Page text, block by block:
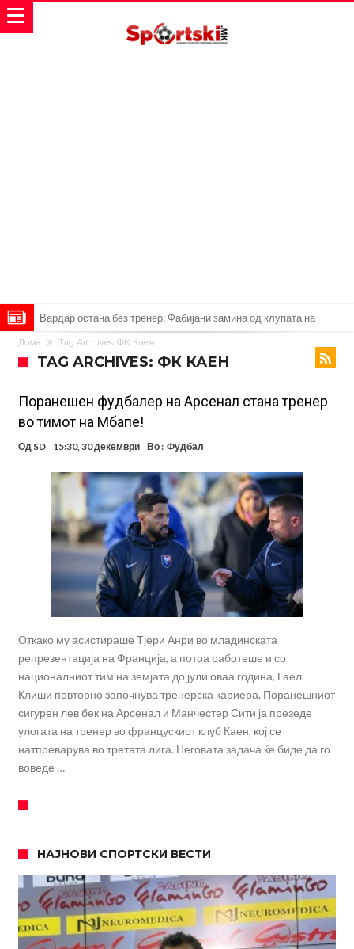
Вардар остана без тренер: Фабијани замина од клупата на
„црвено-црните“
Мурињо: Несреќникот ни дојде неподготвен во Мадрид
Тетоважата на Габриел стана предмет на потсмев: Навивачите го
вметнаа Де Брујне и направија хит (Фото)
Бизарна тепачка која го запали интернетот: Познатиот тешкаш го
прифати најлудиот предизвик на кариерата – сам против
шестмина (Видео)
Меси, Нејмар и Суарез повторно заедно?!
Маркус Рашфорд повторно со Манчестер Јунајтед. Не е
заинтересиран за трансфер во Турција и Саудиска Арабија
Дарвин Нуњез на прагот на трансфер во Трабзонспор
Тикет на денот (понеделник, 10.08.2026)
Феран Торес се поблиску до трансфер во ПСЖ
Даниел Малдини повторно го смени клубот во Серија “А”
Дома Tag Archives: ФК Каен
TAG ARCHIVES: ФК КАЕН
Поранешен фудбалер на Арсенал стана тренер
во тимот на Мбапе!
Од SD 15:30, 30 декември Во : Фудбал
Откако му асистираше Тјери Анри во младинската
репрезентација на Франција, а потоа работеше и со
националниот тим на земјата до јули оваа година, Гаел
Клиши повторно започнува тренерска кариера. Поранешниот
сигурен лев бек на Арсенал и Манчестер Сити ја презеде
улогата на тренер во францускиот клуб Каен, кој се
натпреварува во третата лига. Неговата задача ќе биде да го
воведе …
НАЈНОВИ СПОРТСКИ ВЕСТИ